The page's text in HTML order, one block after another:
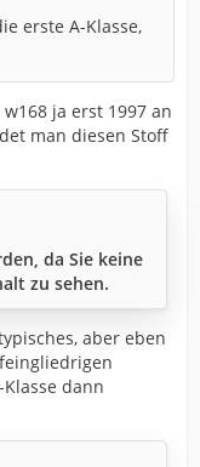
erste A-Klasse,
ja erst 1997 an
man diesen Stoff
da Sie keine
zu sehen.
aber eben
dann